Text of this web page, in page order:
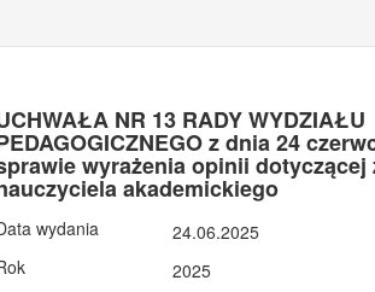
NR 13 RADY WYDZIAŁU
z dnia 24
wyrażenia opinii dotyczącej
akademickiego
wydania
24.06.2025
2025